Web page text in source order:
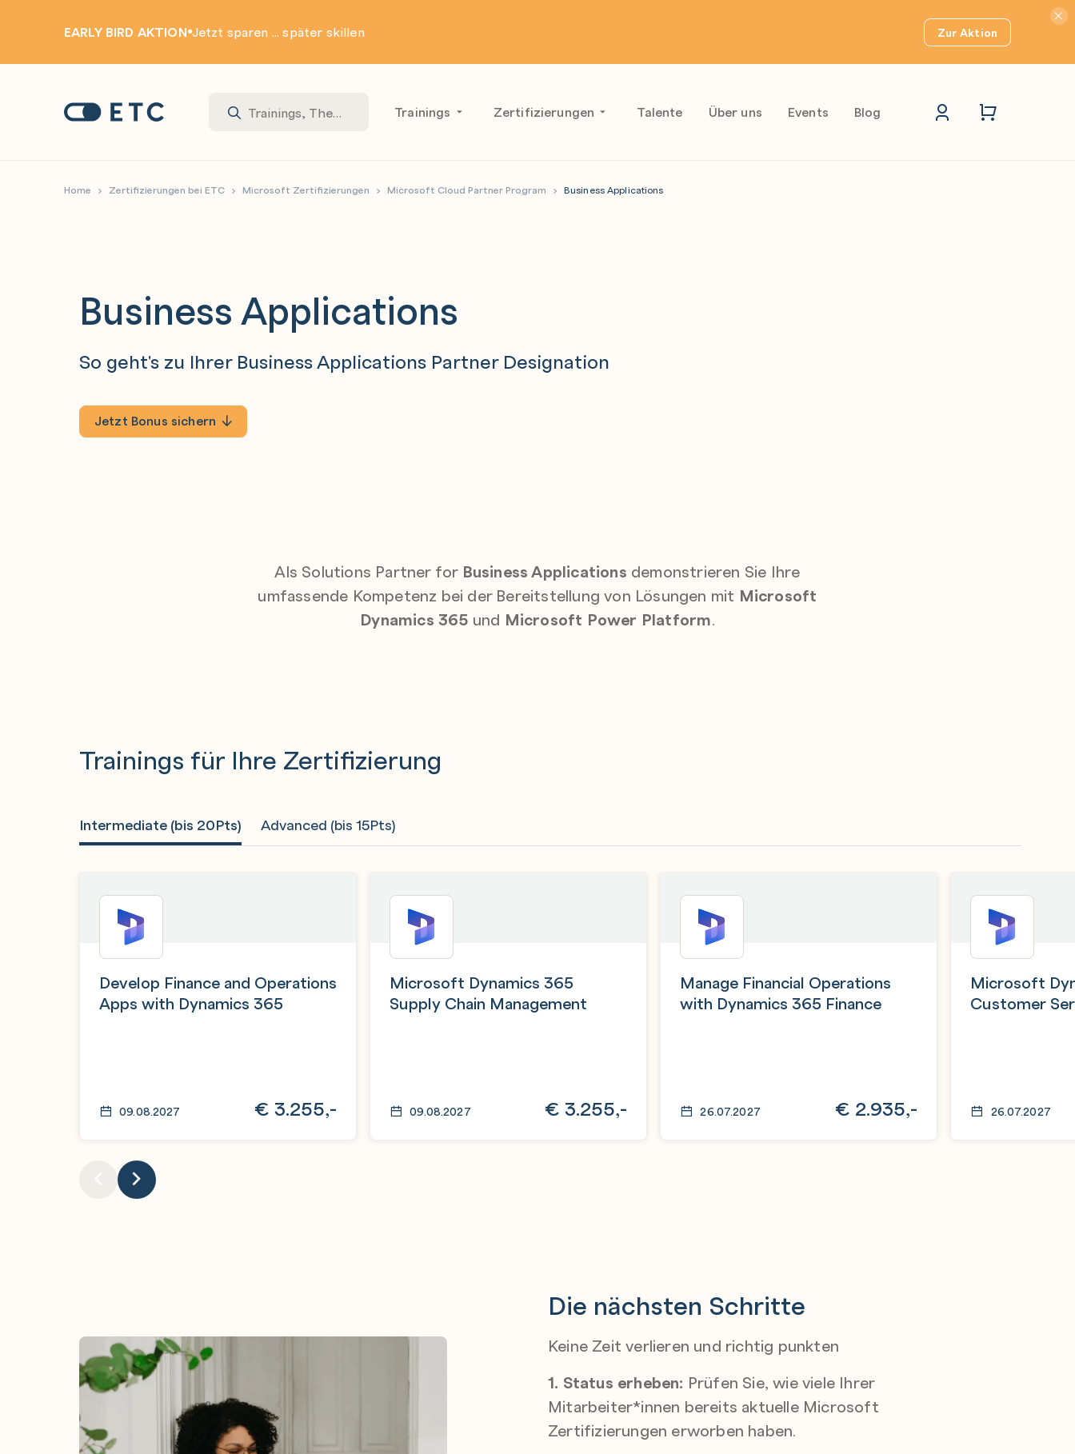
EARLY BIRD AKTION Jetzt sparen ... später skillen Zur Aktion
Startseite: ETC Trainings Zertifizierungen Talente Über uns Events Blog
Home Zertifizierungen bei ETC Microsoft Zertifizierungen Microsoft Cloud Partner Program Business Applications
Business Applications
So geht's zu Ihrer Business Applications Partner Designation
Jetzt Bonus sichern
Als Solutions Partner for Business Applications demonstrieren Sie Ihre
umfassende Kompetenz bei der Bereitstellung von Lösungen mit Microsoft
Dynamics 365 und Microsoft Power Platform.
Trainings für Ihre Zertifizierung
Intermediate (bis 20Pts) Advanced (bis 15Pts)
Develop Finance and Operations
Apps with Dynamics 365
09.08.2027 € 3.255,-
Microsoft Dynamics 365
Supply Chain Management
09.08.2027 € 3.255,-
Manage Financial Operations
with Dynamics 365 Finance
26.07.2027 € 2.935,-
Microsoft
Customer
26.07.2027
Die nächsten Schritte
Keine Zeit verlieren und richtig punkten
1. Status erheben: Prüfen Sie, wie viele Ihrer
Mitarbeiter*innen bereits aktuelle Microsoft
Zertifizierungen erworben haben.